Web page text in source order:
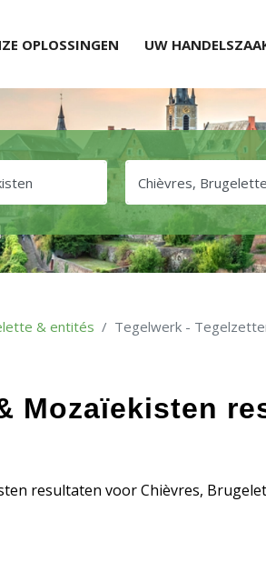
OPLOSSINGEN UW
& entités Tegelwerk -
Mozaïekisten
resultaten voor Chièvres,